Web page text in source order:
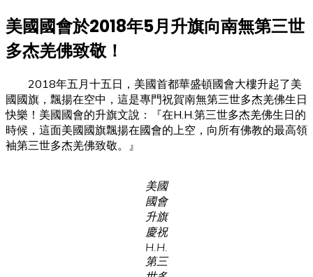
美國國會於2018年5月升旗向南無第三世
多杰羌佛致敬！
2018年五月十五日，美國首都華盛頓國會大樓升起了美
國國旗，飄揚在空中，這是專門祝賀南無第三世多杰羌佛生日
快樂！美國國會的升旗文說：『在H.H.第三世多杰羌佛生日的
時候，這面美國國旗飄揚在國會的上空，向所有佛教的最高領
袖第三世多杰羌佛致敬。』
美國
國會
升旗
慶祝
H.H.
第三